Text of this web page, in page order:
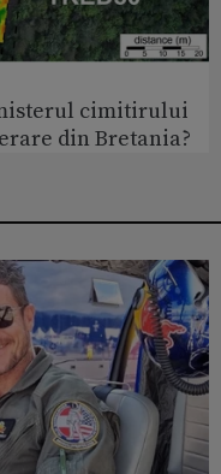
cimitirului
din Bretania?